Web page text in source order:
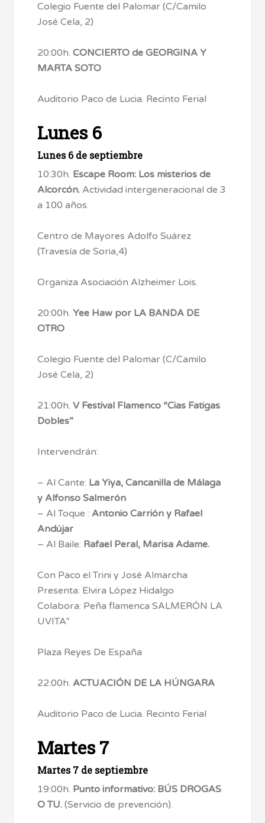
Colegio Fuente del Palomar (C/Camilo
José Cela, 2)
20:00h.CONCIERTO de GEORGINA Y
MARTA SOTO
Auditorio Paco de Lucia. Recinto Ferial
Lunes 6
Lunes 6 de septiembre
10:30h. Escape Room: Los misterios de
Alcorcón. Actividad intergeneracional de 3
a 100 años.
Centro de Mayores Adolfo Suárez
(Travesía de Soria,4)
Organiza Asociación Alzheimer Lois.
20:00h.Yee Haw por LA BANDA DE
OTRO
Colegio Fuente del Palomar (C/Camilo
José Cela, 2)
21:00h.V Festival Flamenco “Cias Fatigas
Dobles”
Intervendrán:
– Al Cante: La Yiya, Cancanilla de Málaga
y Alfonso Salmerón
– Al Toque : Antonio Carrión y Rafael
Andújar
– Al Baile: Rafael Peral, Marisa Adame.
Con Paco el Trini y José Almarcha
Presenta: Elvira López Hidalgo
Colabora: Peña flamenca SALMERÓN LA
UVITA”
Plaza Reyes De España
22:00h. ACTUACIÓN DE LA HÚNGARA
Auditorio Paco de Lucia. Recinto Ferial
Martes 7
Martes 7 de septiembre
19:00h. Punto informativo: BÚS DROGAS
O TU. (Servicio de prevención).